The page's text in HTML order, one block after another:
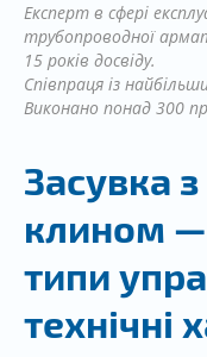
Експерт в сфері
трубопроводної
15 років досвіду.
Співпраця із
Виконано понад 300
Засувка
клином —
типи
технічні